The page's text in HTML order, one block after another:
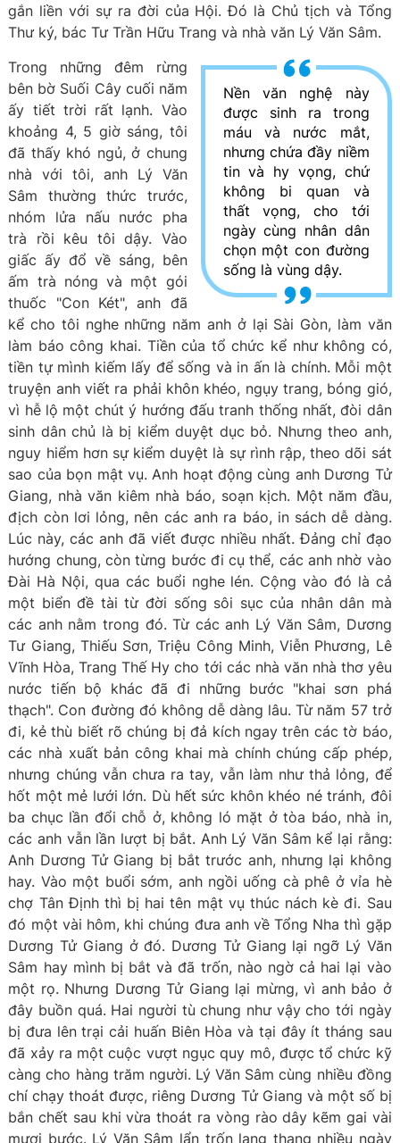
gắn liền với sự ra đời của Hội. Đó là Chủ tịch và Tổng
Thư ký, bác Tư Trần Hữu Trang và nhà văn Lý Văn Sâm.
Nền văn nghệ này
được sinh ra trong
máu và nước mắt,
nhưng chứa đầy niềm
tin và hy vọng, chứ
không bi quan và
thất vọng, cho tới
ngày cùng nhân dân
chọn một con đường
sống là vùng dậy.
Trong những đêm rừng
bên bờ Suối Cây cuối năm
ấy tiết trời rất lạnh. Vào
khoảng 4, 5 giờ sáng, tôi
đã thấy khó ngủ, ở chung
nhà với tôi, anh Lý Văn
Sâm thường thức trước,
nhóm lửa nấu nước pha
trà rồi kêu tôi dậy. Vào
giấc ấy đổ về sáng, bên
ấm trà nóng và một gói
thuốc "Con Két", anh đã
kể cho tôi nghe những năm anh ở lại Sài Gòn, làm văn
làm báo công khai. Tiền của tổ chức kể như không có,
tiền tự mình kiếm lấy để sống và in ấn là chính. Mỗi một
truyện anh viết ra phải khôn khéo, ngụy trang, bóng gió,
vì hễ lộ một chút ý hướng đấu tranh thống nhất, đòi dân
sinh dân chủ là bị kiểm duyệt dục bỏ. Nhưng theo anh,
nguy hiểm hơn sự kiểm duyệt là sự rình rập, theo dõi sát
sao của bọn mật vụ. Anh hoạt động cùng anh Dương Tử
Giang, nhà văn kiêm nhà báo, soạn kịch. Một năm đầu,
địch còn lơi lỏng, nên các anh ra báo, in sách dễ dàng.
Lúc này, các anh đã viết được nhiều nhất. Đảng chỉ đạo
hướng chung, còn từng bước đi cụ thể, các anh nhờ vào
Đài Hà Nội, qua các buổi nghe lén. Cộng vào đó là cả
một biển đề tài từ đời sống sôi sục của nhân dân mà
các anh nằm trong đó. Từ các anh Lý Văn Sâm, Dương
Tư Giang, Thiếu Sơn, Triệu Công Minh, Viễn Phương, Lê
Vĩnh Hòa, Trang Thế Hy cho tới các nhà văn nhà thơ yêu
nước tiến bộ khác đã đi những bước "khai sơn phá
thạch". Con đường đó không dễ dàng lâu. Từ năm 57 trở
đi, kẻ thù biết rõ chúng bị đả kích ngay trên các tờ báo,
các nhà xuất bản công khai mà chính chúng cấp phép,
nhưng chúng vẫn chưa ra tay, vẫn làm như thả lỏng, để
hốt một mẻ lưới lớn. Dù hết sức khôn khéo né tránh, đôi
ba chục lần đổi chỗ ở, không ló mặt ở tòa báo, nhà in,
các anh vẫn lần lượt bị bắt. Anh Lý Văn Sâm kể lại rằng:
Anh Dương Tử Giang bị bắt trước anh, nhưng lại không
hay. Vào một buổi sớm, anh ngồi uống cà phê ở vỉa hè
chợ Tân Định thì bị hai tên mật vụ thúc nách kè đi. Sau
đó một vài hôm, khi chúng đưa anh về Tổng Nha thì gặp
Dương Tử Giang ở đó. Dương Tử Giang lại ngỡ Lý Văn
Sâm hay mình bị bắt và đã trốn, nào ngờ cả hai lại vào
một rọ. Nhưng Dương Tử Giang lại mừng, vì anh bảo ở
đây buồn quá. Hai người tù chung như vậy cho tới ngày
bị đưa lên trại cải huấn Biên Hòa và tại đây ít tháng sau
đã xảy ra một cuộc vượt ngục quy mô, được tổ chức kỹ
càng cho hàng trăm người. Lý Văn Sâm cùng nhiều đồng
chí chạy thoát được, riêng Dương Tử Giang và một số bị
bắn chết sau khi vừa thoát ra vòng rào dây kẽm gai vài
mươi bước. Lý Văn Sâm lẩn trốn lang thang nhiều ngày